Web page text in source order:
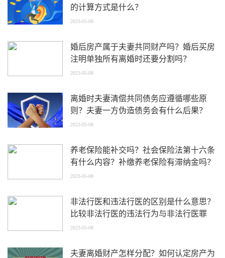
的计算方式是什么？
2023-05-08
婚后房产属于夫妻共同财产吗？婚后买房
注明单独所有离婚时还要分割吗？
2023-05-08
离婚时夫妻清偿共同债务应遵循哪些原
则？夫妻一方伪造债务会有什么后果？
2023-05-08
养老保险能补交吗？社会保险法第十六条
有什么内容？补缴养老保险有滞纳金吗？
2023-05-08
非法行医和违法行医的区别是什么意思？
比较非法行医的违法行为与非法行医罪
2023-05-08
夫妻离婚财产怎样分配？如何认定房产为